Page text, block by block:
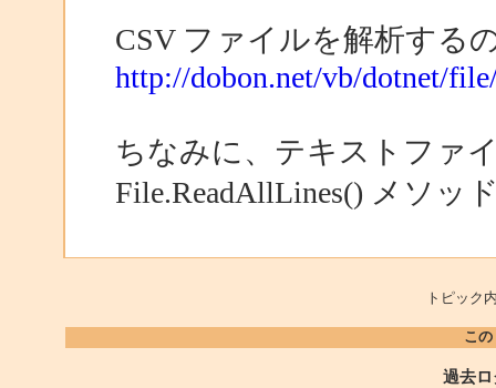
CSV ファイルを解析する
http://dobon.net/vb/dotnet/
ちなみに、テキストファ
File.ReadAllLines() メソッ
トピッ
こ
過去